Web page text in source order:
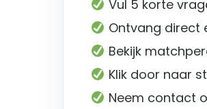
Vul 5 korte
Ontvang direct
Bekijk
Klik door naar
Neem contact